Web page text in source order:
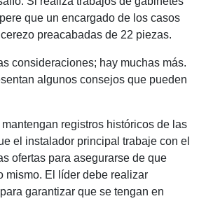
que un encargado de los casos
preacabadas de 22 piezas.
consideraciones; hay muchas más.
algunos consejos que pueden
registros históricos de las
el instalador principal trabaje con el
ofertas para asegurarse de que
mismo. El líder debe realizar
garantizar que se tengan en